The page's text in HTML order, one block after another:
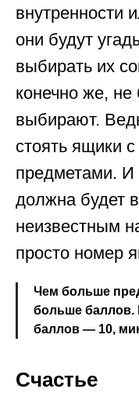
внутренности
они будут
выбирать их
конечно же, не
выбирают.
стоять ящики
предметами. И
должна будет
неизвестным
просто номер
Чем больше
больше баллов.
баллов — 10,
Счастье